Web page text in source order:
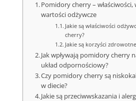
Pomidory cherry –
wartości odżywcze
Jakie są właściwości
cherry?
Jakie są korzyści
Jak wpływają pomidory cherry
układ odpornościowy?
Czy pomidory cherry są
w diecie?
Jakie są przeciwwskazania i